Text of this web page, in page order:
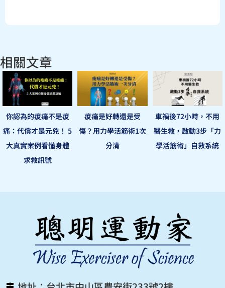
相關文章
你認為的痠痛不是痠
痛：代償才是元兇！ 5
大真實案例看懂身體
求救訊號
痠痛是好轉還是受
傷？用力學活筋術1次
分清
車禍後72小時，不用
醫生救，啟動3步「力
學活筋術」自救系統